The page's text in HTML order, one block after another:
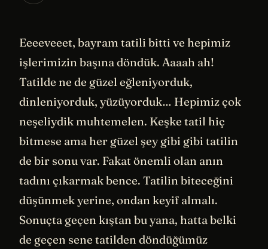
Eeeeveeet, bayram tatili bitti ve hepimiz
işlerimizin başına döndük. Aaaah ah!
Tatilde ne de güzel eğleniyorduk,
dinleniyorduk, yüzüyorduk… Hepimiz çok
neşeliydik muhtemelen. Keşke tatil hiç
bitmese ama her güzel şey gibi gibi tatilin
de bir sonu var. Fakat önemli olan anın
tadını çıkarmak bence. Tatilin biteceğini
düşünmek yerine, ondan keyif almalı.
Sonuçta geçen kıştan bu yana, hatta belki
de geçen sene tatilden döndüğümüz